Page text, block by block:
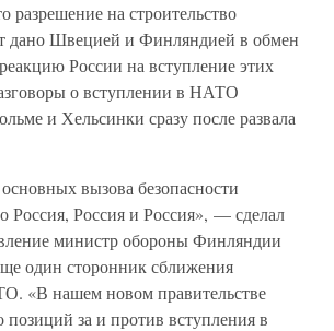
разрешение на строительство
дано Швецией и Финляндией в обмен
России на вступление этих
о вступлении в НАТО
и Хельсинки сразу после развала
вызова безопасности
Россия и Россия», — сделал
министр обороны Финляндии
один сторонник сближения
«В нашем новом правительстве
позиций за и против вступления в